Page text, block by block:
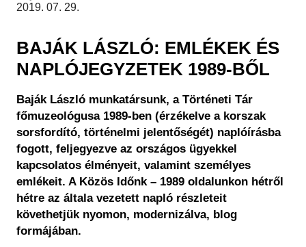
Régészet
Felnőttképzés
Közérdekű adatok
Történeti Fényképtár
Éremtár
Adattár
Központi Könyvtár
2019. 07. 29.
BAJÁK LÁSZLÓ: EMLÉKEK ÉS
NAPLÓJEGYZETEK 1989-BŐL
Baják László munkatársunk, a Történeti Tár
főmuzeológusa 1989-ben (érzékelve a korszak
sorsfordító, történelmi jelentőségét) naplóírásba
fogott, feljegyezve az országos ügyekkel
kapcsolatos élményeit, valamint személyes
emlékeit. A Közös Időnk – 1989 oldalunkon hétről
hétre az általa vezetett napló részleteit
követhetjük nyomon, modernizálva, blog
formájában.